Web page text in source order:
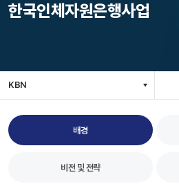
한국인체자원은행사업
KBN
배경
비전 및 전략